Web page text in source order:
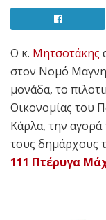
O κ. Μητσοτάκης
στον Νομό
μονάδα, το
Οικονομίας του
Κάρλα, την
τους δημάρχους
111 Πτέρυγα